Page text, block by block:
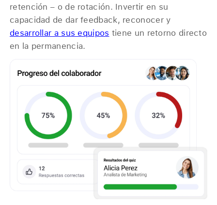
retención – o de rotación. Invertir en su
capacidad de dar feedback, reconocer y
desarrollar a sus equipos tiene un retorno directo
en la permanencia.